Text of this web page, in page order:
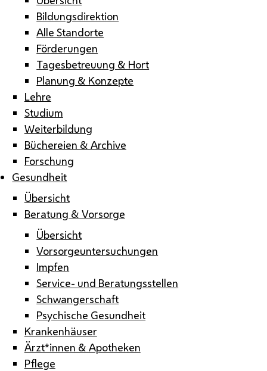
Bildungsdirektion
Alle Standorte
Förderungen
Tagesbetreuung & Hort
Planung & Konzepte
Lehre
Studium
Weiterbildung
Büchereien & Archive
Forschung
Gesundheit
Übersicht
Beratung & Vorsorge
Übersicht
Vorsorgeuntersuchungen
Impfen
Service- und Beratungsstellen
Schwangerschaft
Psychische Gesundheit
Krankenhäuser
Ärzt*innen & Apotheken
Pflege